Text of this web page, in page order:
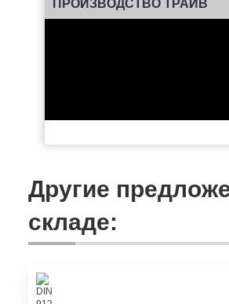
ПРОИЗВОДСТВО ТРАЙВ
Другие
складе: